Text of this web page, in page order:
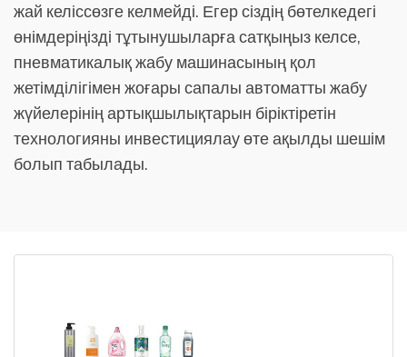
жай келіссөзге келмейді. Егер сіздің бөтелкедегі
өнімдеріңізді тұтынушыларға сатқыңыз келсе,
пневматикалық жабу машинасының қол
жетімділігімен жоғары сапалы автоматты жабу
жүйелерінің артықшылықтарын біріктіретін
технологияны инвестициялау өте ақылды шешім
болып табылады.